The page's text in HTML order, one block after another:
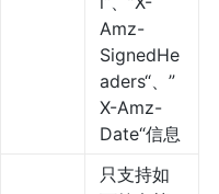
Amz-
SignedHe
aders“、”
X-Amz-
Date“信息
只支持如